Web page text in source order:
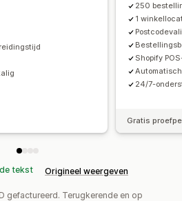
ETAs
250
1
Shopify
24/7-
Gratis
tekst Origineel weergeven
gefactureerd. Terugkerende en op